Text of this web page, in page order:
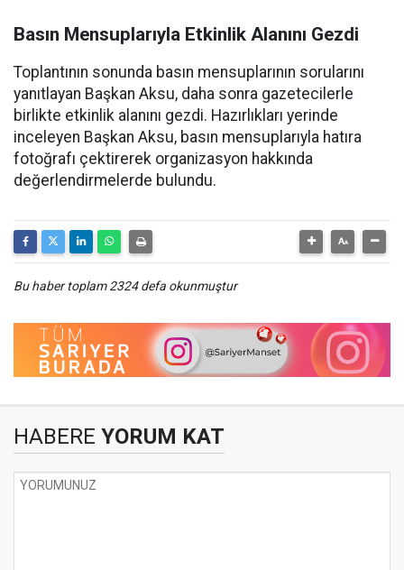
Basın Mensuplarıyla Etkinlik Alanını Gezdi
Toplantının sonunda basın mensuplarının sorularını
yanıtlayan Başkan Aksu, daha sonra gazetecilerle
birlikte etkinlik alanını gezdi. Hazırlıkları yerinde
inceleyen Başkan Aksu, basın mensuplarıyla hatıra
fotoğrafı çektirerek organizasyon hakkında
değerlendirmelerde bulundu.
Bu haber toplam 2324 defa okunmuştur
HABERE YORUM KAT